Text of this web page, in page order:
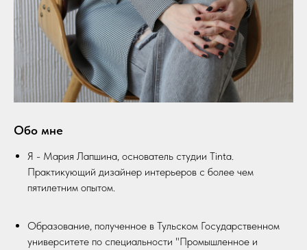
Обо мне
Я - Мария Лапшина, основатель студии Tinta.
Практикующий дизайнер интерьеров с более чем
пятилетним опытом.
Образование, полученное в Тульском Государственном
университете по специальности "Промышленное и